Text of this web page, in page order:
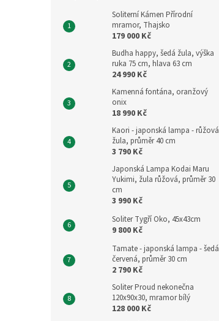
Soliterní Kámen Přírodní
mramor, Thajsko
179 000 Kč
Budha happy, šedá žula, výška
ruka 75 cm, hlava 63 cm
24 990 Kč
Kamenná fontána, oranžový
onix
18 990 Kč
Kaori - japonská lampa - růžová
žula, průměr 40 cm
3 790 Kč
Japonská Lampa Kodai Maru
Yukimi, žula růžová, průměr 30
cm
3 990 Kč
Soliter Tygří Oko, 45x43cm
9 800 Kč
Tamate - japonská lampa - šedá
červená, průměr 30 cm
2 790 Kč
Soliter Proud nekonečna
120x90x30, mramor bílý
128 000 Kč